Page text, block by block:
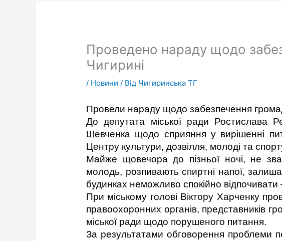
Проведено нараду щодо
Чигирині
/ Новини / Від Чигиринська ТГ
Провели нараду щодо забезпечення
До депутата міської ради Ростислава
Шевченка щодо сприяння у вирішенні
Центру культури, дозвілля, молоді та
Майже щовечора до пізньої ночі, не
молодь, розпивають спиртні напої,
будинках неможливо спокійно відпочивати
При міському голові Віктору Харченку
правоохоронних органів, представників
міської ради щодо порушеного питання.
За результатами обговорення проблеми